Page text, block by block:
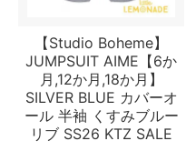
【Studio Boheme】
JUMPSUIT AIME【6か
月,12か月,18か月】
SILVER BLUE カバーオ
ール 半袖 くすみブルー
リブ SS26 KTZ SALE